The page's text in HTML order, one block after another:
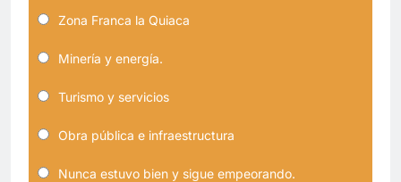
Zona Franca la Quiaca
Minería y energía.
Turismo y servicios
Obra pública e infraestructura
Nunca estuvo bien y sigue empeorando.